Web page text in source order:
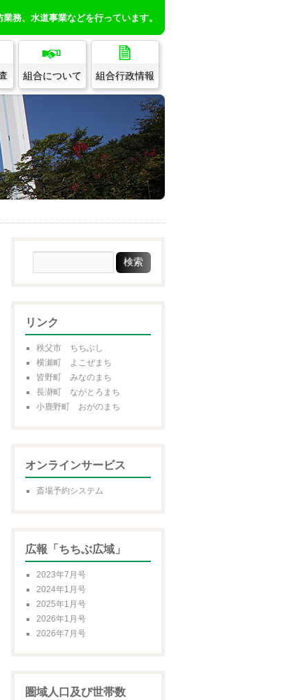
務、水道事業などを行っています。
組合について 組合行政情報
リンク
秩父市 ちちぶし
横瀬町 よこぜまち
皆野町 みなのまち
長瀞町 ながとろまち
小鹿野町 おがのまち
オンラインサービス
斎場予約システム
広報「ちちぶ広域」
2023年7月号
2024年1月号
2025年1月号
2026年1月号
2026年7月号
圏域人口及び世帯数